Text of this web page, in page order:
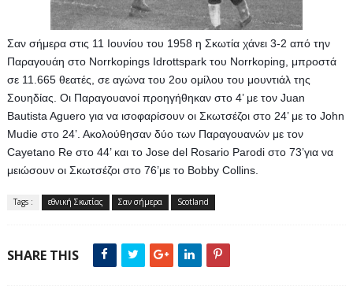
Σαν σήμερα στις 11 Ιουνίου του 1958 η Σκωτία χάνει 3-2 από την
Παραγουάη στο Norrkopings Idrottspark του Norrkoping, μπροστά
σε 11.665 θεατές, σε αγώνα του 2ου ομίλου του μουντιάλ της
Σουηδίας. Οι Παραγουανοί προηγήθηκαν στο 4’ με τον Juan
Bautista Aguero για να ισοφαρίσουν οι Σκωτσέζοι στο 24’ με το John
Mudie στο 24’. Ακολούθησαν δύο των Παραγουανών με τον
Cayetano Re στο 44’ και το Jose del Rosario Parodi στο 73’για να
μειώσουν οι Σκωτσέζοι στο 76’με το Bobby Collins.
Tags : εθνική Σκωτίας Σαν σήμερα Scotland
SHARE THIS